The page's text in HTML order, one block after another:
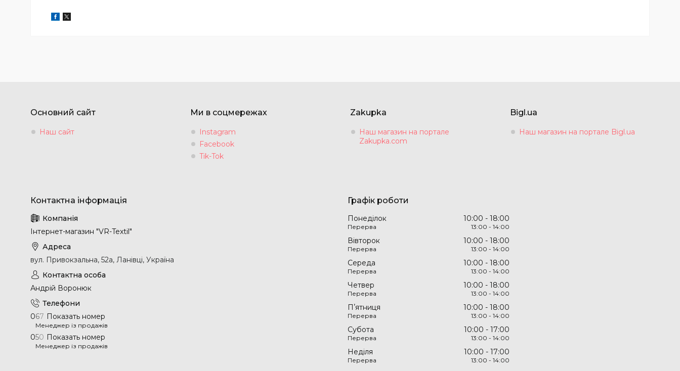
Основний сайт
Наш сайт
Ми в соцмережах
Instagram
Facebook
Tik-Tok
Zakupka
Наш магазин на портале
Zakupka.com
Bigl.ua
Наш магазин на портале Bigl.ua
Інтернет-магазин "VR-Textil"
вул. Привокзальна, 52а, Ланівці, Україна
Андрій Воронюк
067 Показать номер
Менеджер із продажів
050 Показать номер
Менеджер із продажів
Графік роботи
Понеділок 10:00 18:00
13:00 14:00
Вівторок 10:00 18:00
13:00 14:00
Середа 10:00 18:00
13:00 14:00
Четвер 10:00 18:00
13:00 14:00
Пʼятниця 10:00 18:00
13:00 14:00
Субота 10:00 17:00
13:00 14:00
Неділя 10:00 17:00
13:00 14:00